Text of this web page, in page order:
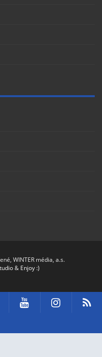
WINTER média, a.s.
& Enjoy :)
YouTube